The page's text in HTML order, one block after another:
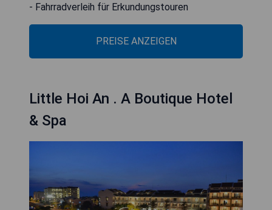
- Fahrradverleih für Erkundungstouren
PREISE ANZEIGEN
Little Hoi An . A Boutique Hotel
& Spa